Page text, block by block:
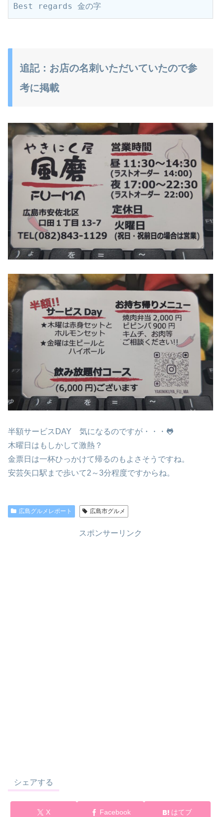
Best regards 金の字
追記：お店の名刺いただいていたので参
考に掲載
半額サービスDAY 気になるのですが・・・🐸
木曜日はもしかして激熱？
金票日は一杯ひっかけて帰るのもよさそうですね。
安芸矢口駅まで歩いて2～3分程度ですからね。
広島グルメレポート 広島市グルメ
スポンサーリンク
シェアする
X Facebook はてブ